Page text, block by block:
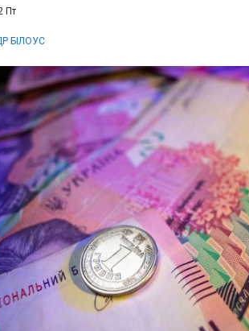
Пт
БІЛОУС